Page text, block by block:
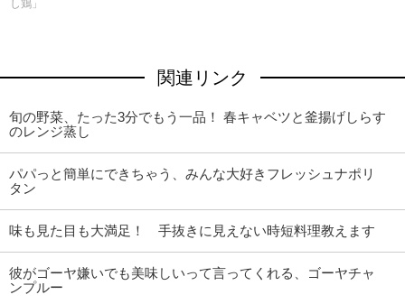
し鶏」
関連リンク
旬の野菜、たった3分でもう一品！ 春キャベツと釜揚げしらす
のレンジ蒸し
パパっと簡単にできちゃう、みんな大好きフレッシュナポリ
タン
味も見た目も大満足！ 手抜きに見えない時短料理教えます
彼がゴーヤ嫌いでも美味しいって言ってくれる、ゴーヤチャ
ンプルー